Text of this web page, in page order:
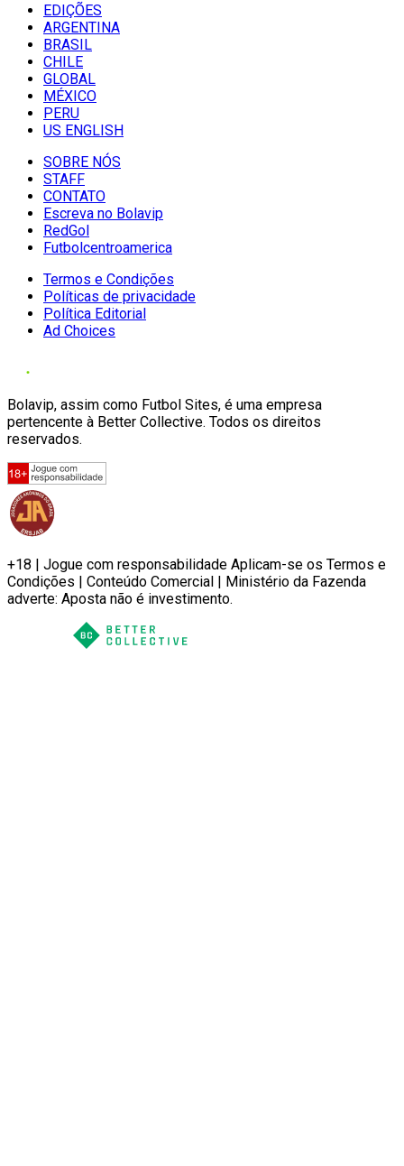
EDIÇÕES
ARGENTINA
BRASIL
CHILE
GLOBAL
MÉXICO
PERU
US ENGLISH
SOBRE NÓS
STAFF
CONTATO
Escreva no Bolavip
RedGol
Futbolcentroamerica
Termos e Condições
Políticas de privacidade
Política Editorial
Ad Choices
Bolavip, assim como Futbol Sites, é uma empresa
pertencente à Better Collective. Todos os direitos
reservados.
+18 | Jogue com responsabilidade Aplicam-se os Termos e
Condições | Conteúdo Comercial | Ministério da Fazenda
adverte: Aposta não é investimento.